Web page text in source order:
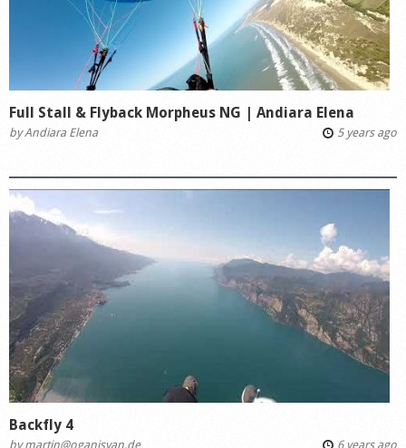
Full Stall & Flyback Morpheus NG | Andiara Elena
byAndiara Elena 5 years ago
Backfly 4
bymartin@oganisyan.de 6 years ago